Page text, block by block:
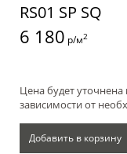
RS01 SP SQ
6 180 р/м2
Цена будет
зависимости от
Добавить в корзину